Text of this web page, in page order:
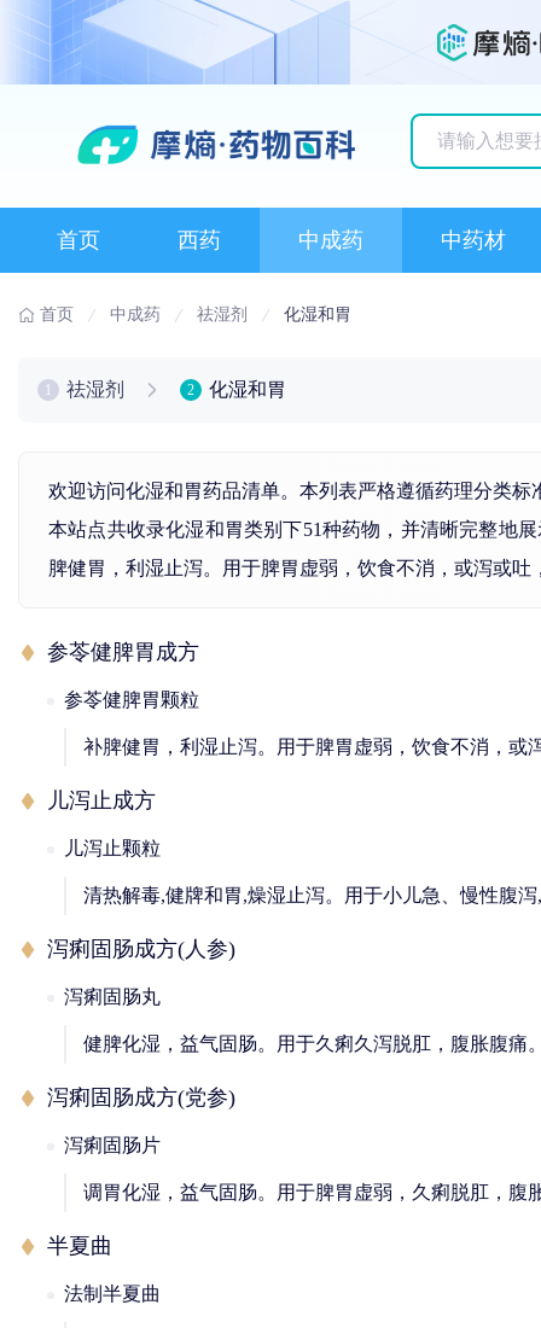
首页 西药 中成药 中药材
首页 中成药 祛湿剂 化湿和胃
祛湿剂 2 化湿和胃
欢迎访问化湿和胃药品清单。本列表严格遵循药理分类
本站点共收录化湿和胃类别下51种药物，并清晰完整地
脾健胃，利湿止泻。用于脾胃虚弱，饮食不消，或泻或吐
参苓健脾胃成方
参苓健脾胃颗粒
补脾健胃，利湿止泻。用于脾胃虚弱，饮食不消，或
儿泻止成方
儿泻止颗粒
清热解毒,健牌和胃,燥湿止泻。用于小儿急、慢性腹
泻痢固肠成方(人参)
泻痢固肠丸
健脾化湿，益气固肠。用于久痢久泻脱肛，腹胀腹痛
泻痢固肠成方(党参)
泻痢固肠片
调胃化湿，益气固肠。用于脾胃虚弱，久痢脱肛，腹
半夏曲
法制半夏曲